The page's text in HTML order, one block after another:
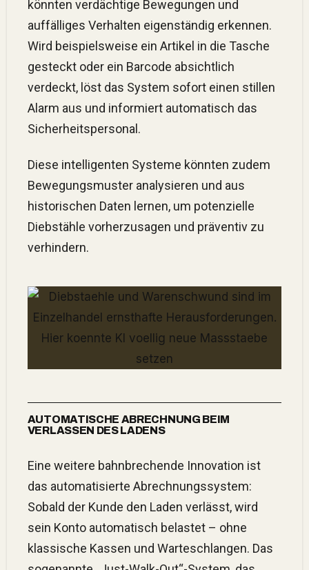
könnten verdächtige Bewegungen und
auffälliges Verhalten eigenständig erkennen.
Wird beispielsweise ein Artikel in die Tasche
gesteckt oder ein Barcode absichtlich
verdeckt, löst das System sofort einen stillen
Alarm aus und informiert automatisch das
Sicherheitspersonal.
Diese intelligenten Systeme könnten zudem
Bewegungsmuster analysieren und aus
historischen Daten lernen, um potenzielle
Diebstähle vorherzusagen und präventiv zu
verhindern.
AUTOMATISCHE ABRECHNUNG BEIM
VERLASSEN DES LADENS
Eine weitere bahnbrechende Innovation ist
das automatisierte Abrechnungssystem:
Sobald der Kunde den Laden verlässt, wird
sein Konto automatisch belastet – ohne
klassische Kassen und Warteschlangen. Das